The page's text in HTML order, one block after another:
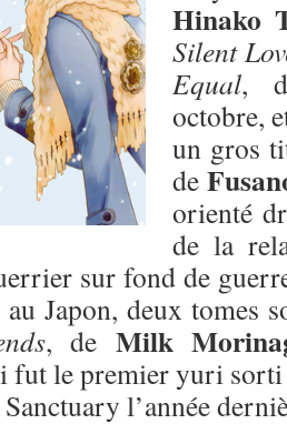
Hinako
Silent
Equal,
octobre,
un gros
de
orienté
de la
sur fond de
au Japon, deux tomes
, de Milk
fut le premier yuri sorti
l’année